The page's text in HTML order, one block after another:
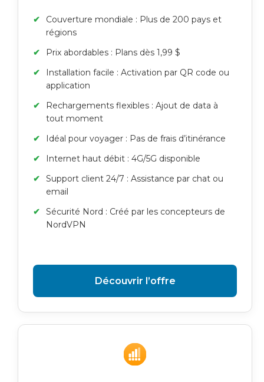
Couverture mondiale : Plus de 200 pays et
régions
Prix abordables : Plans dès 1,99 $
Installation facile : Activation par QR code ou
application
Rechargements flexibles : Ajout de data à
tout moment
Idéal pour voyager : Pas de frais d’itinérance
Internet haut débit : 4G/5G disponible
Support client 24/7 : Assistance par chat ou
email
Sécurité Nord : Créé par les concepteurs de
NordVPN
Découvrir l’offre